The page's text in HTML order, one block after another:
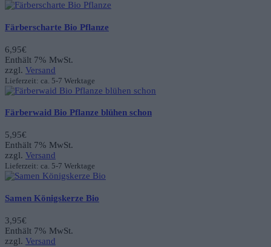
Färberscharte Bio Pflanze
6,95€
Enthält 7% MwSt.
zzgl. Versand
Lieferzeit: ca. 5-7 Werktage
Färberwaid Bio Pflanze blühen schon
5,95€
Enthält 7% MwSt.
zzgl. Versand
Lieferzeit: ca. 5-7 Werktage
Samen Königskerze Bio
3,95€
Enthält 7% MwSt.
zzgl. Versand